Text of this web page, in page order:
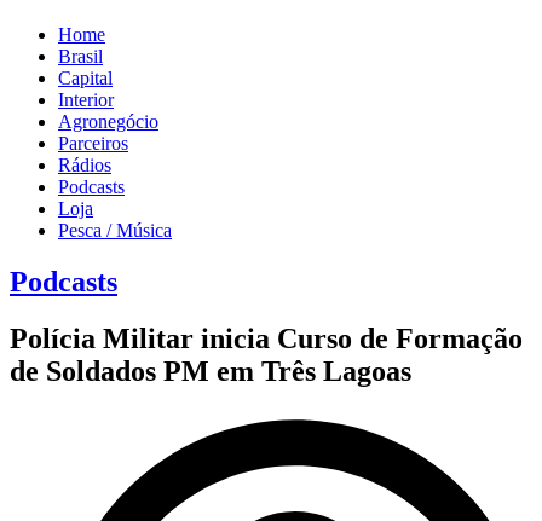
Home
Brasil
Capital
Interior
Agronegócio
Parceiros
Rádios
Podcasts
Loja
Pesca / Música
Podcasts
Polícia Militar inicia Curso de Formação
de Soldados PM em Três Lagoas